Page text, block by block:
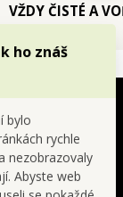
ho znáš
bylo
rychle
nezobrazovaly
Abyste web
VŽDY ČISTÉ A
ovocné